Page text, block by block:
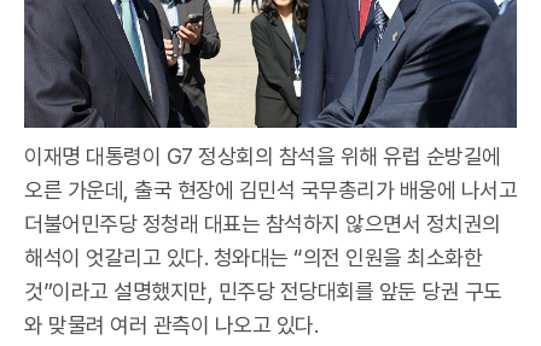
이재명 대통령이 G7 정상회의 참석을 위해 유럽 순방길에
오른 가운데, 출국 현장에 김민석 국무총리가 배웅에 나서고
더불어민주당 정청래 대표는 참석하지 않으면서 정치권의
해석이 엇갈리고 있다. 청와대는 “의전 인원을 최소화한
것”이라고 설명했지만, 민주당 전당대회를 앞둔 당권 구도
와 맞물려 여러 관측이 나오고 있다.